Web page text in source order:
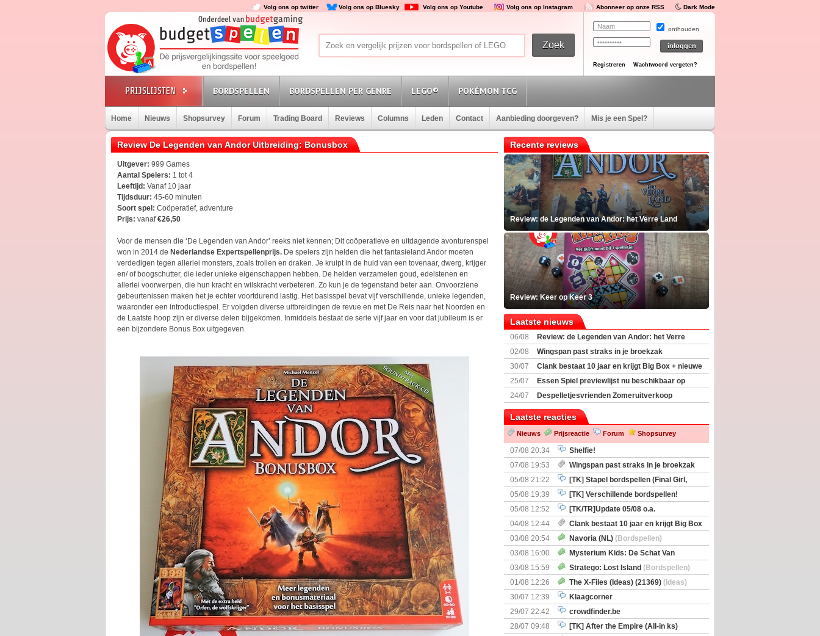
Volg ons op twitter Volg ons op Bluesky Volg ons op Youtube Volg ons op Instagram Abonneer op onze RSS Dark Mode
onthouden
Registreren Wachtwoord vergeten?
BORDSPELLEN BORDSPELLEN PER GENRE LEGO® POKÉMON TCG
Home Nieuws Shopsurvey Forum Trading Board Reviews Columns Leden Contact Aanbieding doorgeven? Mis je een Spel?
Review De Legenden van Andor Uitbreiding: Bonusbox
Uitgever: 999 Games
Aantal Spelers: 1 tot 4
Leeftijd: Vanaf 10 jaar
Tijdsduur: 45-60 minuten
Soort spel: Coöperatief, adventure
Prijs: vanaf€26,50
Voor de mensen die ‘De Legenden van Andor’ reeks niet kennen; Dit coöperatieve en uitdagende avonturenspel
won in 2014 de Nederlandse Expertspellenprijs. De spelers zijn helden die het fantasieland Andor moeten
verdedigen tegen allerlei monsters, zoals trollen en draken. Je kruipt in de huid van een tovenaar, dwerg, krijger
en/ of boogschutter, die ieder unieke eigenschappen hebben. De helden verzamelen goud, edelstenen en
allerlei voorwerpen, die hun kracht en wilskracht verbeteren. Zo kun je de tegenstand beter aan. Onvoorziene
gebeurtenissen maken het je echter voortdurend lastig. Het basisspel bevat vijf verschillende, unieke legenden,
waaronder een introductiespel. Er volgden diverse uitbreidingen de revue en met De Reis naar het Noorden en
de Laatste hoop zijn er diverse delen bijgekomen. Inmiddels bestaat de serie vijf jaar en voor dat jubileum is er
een bijzondere Bonus Box uitgegeven.
Recente reviews
Review: de Legenden van Andor: het Verre Land
Review: Keer op Keer 3
Laatste nieuws
06/08
Review: de Legenden van Andor: het Verre
Land
02/08
Wingspan past straks in je broekzak
30/07
Clank bestaat 10 jaar en krijgt Big Box + nieuwe
uitbreiding
25/07
Essen Spiel previewlijst nu beschikbaar op
Boardgamegeek
24/07
Despelletjesvrienden Zomeruitverkoop
Laatste reacties
Nieuws Prijsreactie Forum Shopsurvey
07/08 20:34
Shelfie!
07/08 19:53
Wingspan past straks in je broekzak
05/08 21:22
[TK] Stapel bordspellen (Final Girl,
Nemesis Retaliation, Zombicide Invader)
05/08 19:39
[TK] Verschillende bordspellen!
05/08 12:52
[TK/TR]Update 05/08 o.a.
Prijsverlagingen, Imperium Horizons, 20 Strong
04/08 12:44
Clank bestaat 10 jaar en krijgt Big Box
+ nieuwe uitbreiding
03/08 20:54 Navoria (NL) (Bordspellen)
03/08 16:00
Mysterium Kids: De Schat Van
Kapitein Boe
(Bordspellen)
03/08 15:59 Stratego: Lost Island (Bordspellen)
01/08 12:26
The X-Files (Ideas) (21369) (Ideas)
30/07 12:39
Klaagcorner
29/07 22:42
crowdfinder.be
28/07 09:48
[TK] After the Empire (All-in ks)